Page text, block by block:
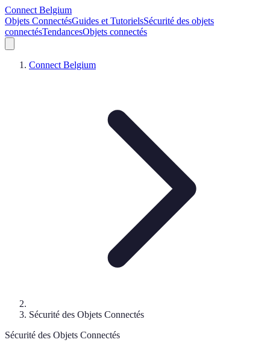
Connect Belgium
Objets ConnectésGuides et TutorielsSécurité des objets
connectésTendancesObjets connectés
Connect Belgium
Sécurité des Objets Connectés
Sécurité des Objets Connectés